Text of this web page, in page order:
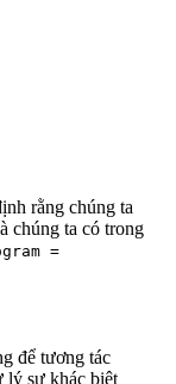
rằng chúng ta
chúng ta có trong
=
để tương tác
lý sự khác biệt